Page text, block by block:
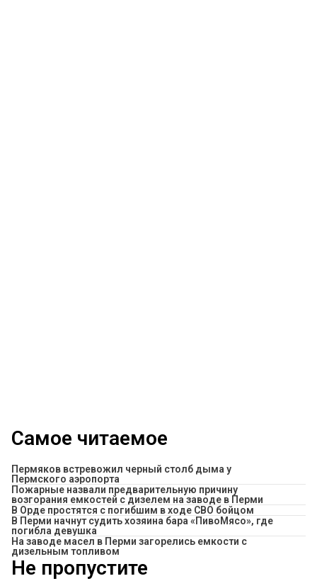
Самое читаемое
Пермяков встревожил черный столб дыма у
Пермского аэропорта
Пожарные назвали предварительную причину
возгорания емкостей с дизелем на заводе в Перми
В Орде простятся с погибшим в ходе СВО бойцом
​В Перми начнут судить хозяина бара «ПивоМясо», где
погибла девушка
На заводе масел в Перми загорелись емкости с
дизельным топливом
Не пропустите